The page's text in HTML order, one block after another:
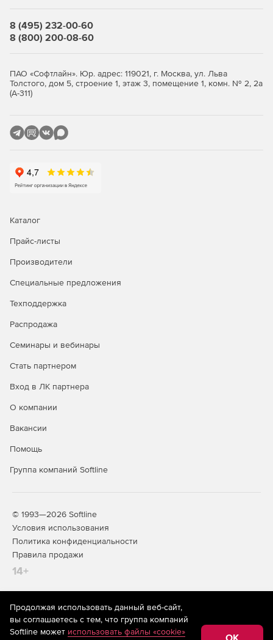
8 (495) 232-00-60
8 (800) 200-08-60
ПАО «Софтлайн». Юр. адрес: 119021, г. Москва, ул. Льва
Толстого, дом 5, строение 1, этаж 3, помещение 1, комн. № 2, 2а
(А-311)
Каталог
Прайс-листы
Производители
Специальные предложения
Техподдержка
Распродажа
Семинары и вебинары
Стать партнером
Вход в ЛК партнера
О компании
Вакансии
Помощь
Группа компаний Softline
© 1993—2026 Softline
Условия использования
Политика конфиденциальности
Правила продажи
14+
На информационном ресурсе store.softline.ru применяются
рекомендательные технологии(информационные технологии
предоставления информации на основе сбора,
Продолжая использовать данный веб-сайт,
вы соглашаетесь с тем, что группа компаний
Softline может использовать файлы «cookie»
OK